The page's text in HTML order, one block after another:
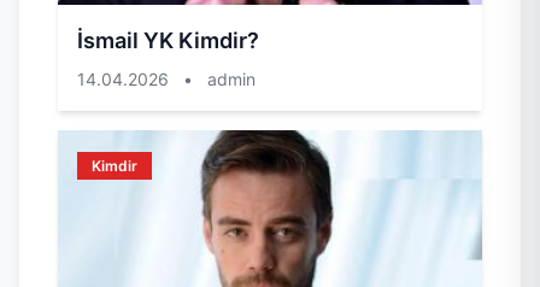
İsmail YK Kimdir?
14.04.2026 • admin
Kimdir